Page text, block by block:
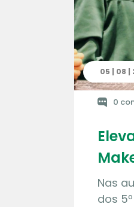
05 | 08 |
0
Nas
dos